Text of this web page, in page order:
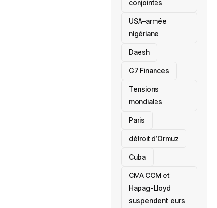
conjointes
USA–armée
nigériane
Daesh
‎G7 Finances
Tensions
mondiales
Paris
détroit d’Ormuz
‎Cuba
CMA CGM et
Hapag-Lloyd
suspendent leurs